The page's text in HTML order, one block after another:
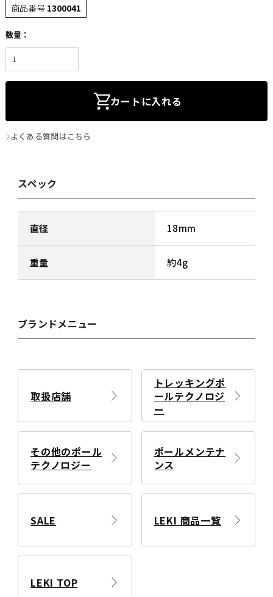
商品番号 1300041
カートに入れる
よくある質問はこちら
スペック
直径 18mm
重量 約4g
ブランドメニュー
取扱店舗
トレッキングポ
ールテクノロジ
ー
その他のポール
テクノロジー
ポールメンテナ
ンス
SALE LEKI 商品一覧
LEKI TOP